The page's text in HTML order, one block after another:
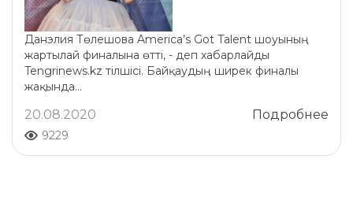
Данэлия Төлешова America’s Got Talent шоуының
жартылай финалына өтті, - деп хабарлайды
Tengrinews.kz тілшісі. Байқаудың ширек финалы
жақында...
Подробнее
20.08.2020
9229